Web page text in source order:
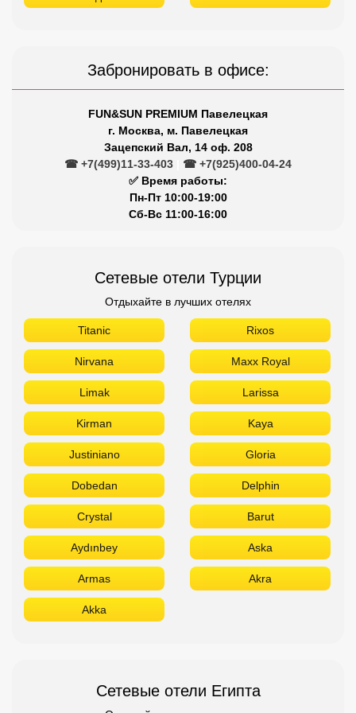
Забронировать в офисе:
FUN&SUN PREMIUM Павелецкая
г. Москва, м. Павелецкая
Зацепский Вал, 14 оф. 208
☎ +7(499)11-33-403
☎ +7(925)400-04-24
✅ Время работы:
Пн-Пт 10:00-19:00
Сб-Вс 11:00-16:00
Сетевые отели Турции
Отдыхайте в лучших отелях
Titanic Rixos
Nirvana Maxx Royal
Limak Larissa
Kirman Kaya
Justiniano Gloria
Dobedan Delphin
Crystal Barut
Aydınbey Aska
Armas Akra
Akka
Сетевые отели Египта